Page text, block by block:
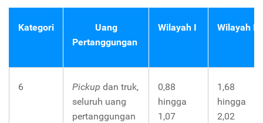
Kategori
Uang
Pertanggungan
Wilayah I Wilayah II
6 Pickup dan truk,
seluruh uang
pertanggungan
0,88
hingga
1,07
1,68
hingga
2,02